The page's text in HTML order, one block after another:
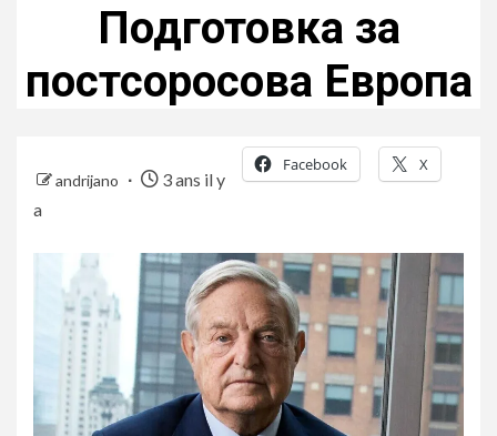
Подготовка за
постсоросова Европа
andrijano
3 ans il y
a
Facebook X